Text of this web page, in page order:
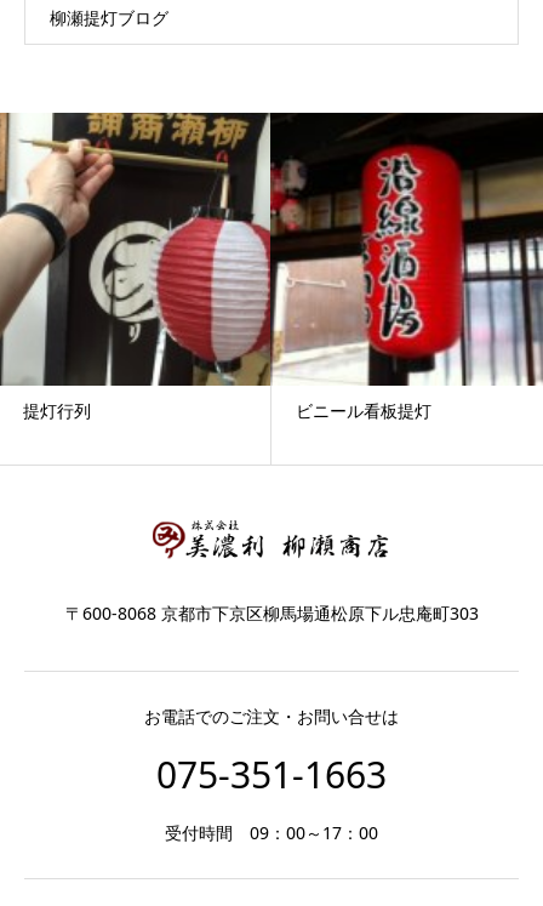
柳瀬提灯ブログ
提灯行列 ビニール看板提灯
〒600-8068 京都市下京区柳馬場通松原下ル忠庵町303
お電話でのご注文・お問い合せは
075-351-1663
受付時間 09：00～17：00